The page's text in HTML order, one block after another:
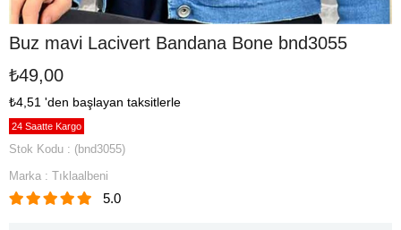
Buz mavi Lacivert Bandana Bone bnd3055
₺49,00
₺4,51 'den başlayan taksitlerle
24 Saatte Kargo
Stok Kodu
(bnd3055)
Marka : Tıklaalbeni
5.0